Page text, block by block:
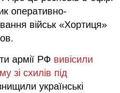
оперативно-
військ «Хортиця»
армії РФ вивісили
зі схилів під
українські